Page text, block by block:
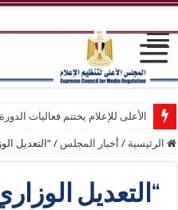
الأعلى للإعلام يختتم فعاليات
الرئيسية / أخبار المجلس / “التعديل
“التعديل